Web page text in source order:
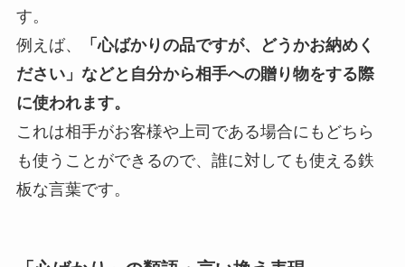
す。
例えば、
「心ばかりの品ですが、どうかお納めく
ださい」などと自分から相手への贈り物をする際
に使われます。
これは相手がお客様や上司である場合にもどちら
も使うことができるので、誰に対しても使える鉄
板な言葉です。